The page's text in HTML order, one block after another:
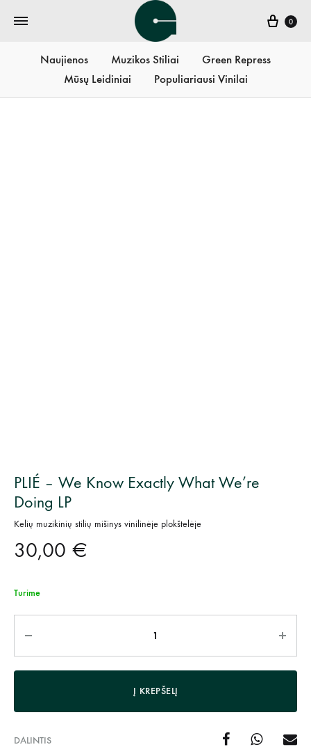
0
Naujienos Muzikos Stiliai
Green Repress
Mūsų Leidiniai
Populiariausi Vinilai
PLIÉ – We Know Exactly What We’re
Doing LP
Kelių muzikinių stilių mišinys vinilinėje plokštelėje
30,00 €
Turime
Į KREPŠELĮ
DALINTIS